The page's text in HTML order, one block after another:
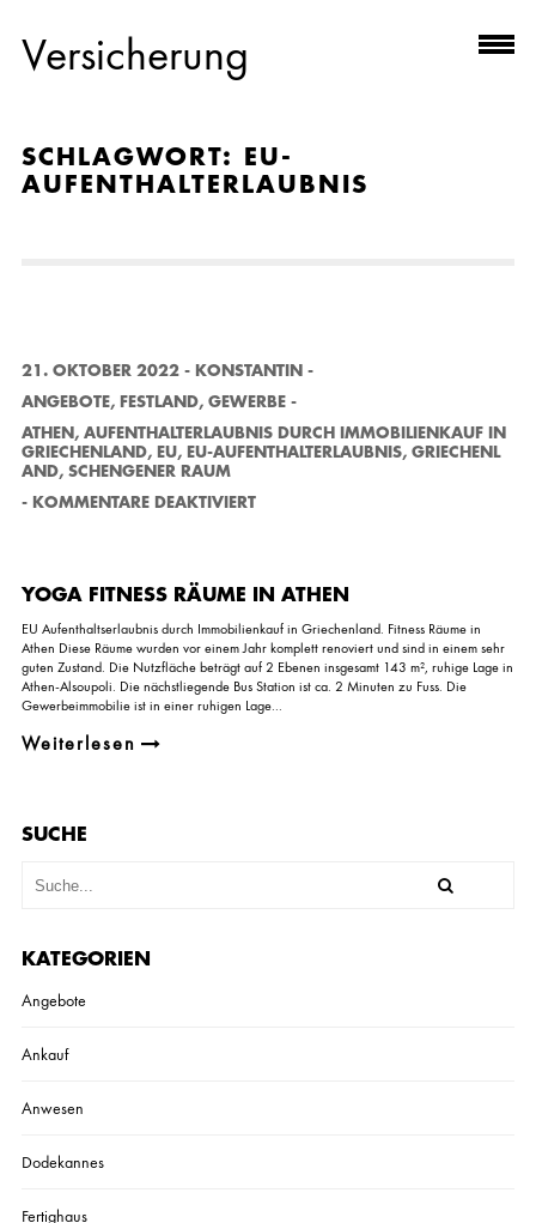
Versicherung
SCHLAGWORT:
EU-
AUFENTHALTERLAUBNIS
21. OKTOBER 2022 - KONSTANTIN -
ANGEBOTE, FESTLAND, GEWERBE -
ATHEN , AUFENTHALTERLAUBNIS DURCH IMMOBILIENKAUF IN
GRIECHENLAND, EU, EU-AUFENTHALTERLAUBNIS, GRIECHENL
AND, SCHENGENER RAUM
- KOMMENTARE DEAKTIVIERTF
G
F
I
T
N
E
YOGA FITNESS RÄUME IN ATHEN
EU Aufenthaltserlaubnis durch Immobilienkauf in Griechenland. Fitness Räume in
Athen Diese Räume wurden vor einem Jahr komplett renoviert und sind in einem sehr
guten Zustand. Die Nutzfläche beträgt auf 2 Ebenen insgesamt 143 m², ruhige Lage in
Athen-Alsoupoli. Die nächstliegende Bus Station ist ca. 2 Minuten zu Fuss. Die
Gewerbeimmobilie ist in einer ruhigen Lage...
Weiterlesen
SUCHE
KATEGORIEN
Angebote
Ankauf
Anwesen
Dodekannes
Fertighaus